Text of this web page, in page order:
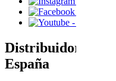
- opens
Distribuidor
España